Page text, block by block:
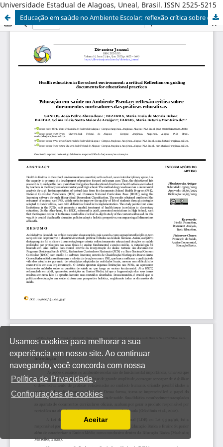
Usamos cookies para melhorar a sua
experiência em nosso site. Ao continuar
navegando, você concorda com nossa
Política de Privacidade .
Configurações de cookies
Ler a nossa Política de Privacidade
Você pode desabilitá-los alterando as
Aceitar
Universidade Estadual de Alagoas, Uneal, Brasil. ISSN 2525-5215
Educação em saúde no Ambiente Escolar: reflexão crítica sobre documentos norteadores das práticas educativas